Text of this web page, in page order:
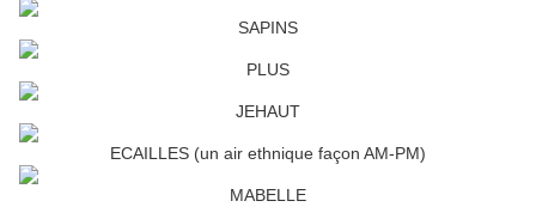
SAPINS
PLUS
JEHAUT
ECAILLES (un air ethnique façon AM-PM)
MABELLE